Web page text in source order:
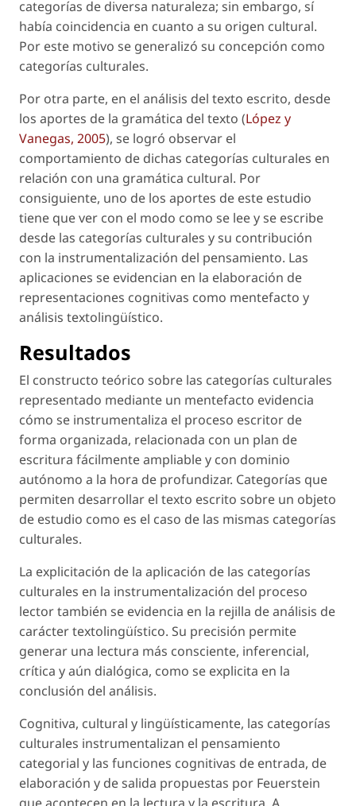
categorías de diversa naturaleza; sin embargo, sí
había coincidencia en cuanto a su origen cultural.
Por este motivo se generalizó su concepción como
categorías culturales.
Por otra parte, en el análisis del texto escrito, desde
los aportes de la gramática del texto (López y
Vanegas, 2005), se logró observar el
comportamiento de dichas categorías culturales en
relación con una gramática cultural. Por
consiguiente, uno de los aportes de este estudio
tiene que ver con el modo como se lee y se escribe
desde las categorías culturales y su contribución
con la instrumentalización del pensamiento. Las
aplicaciones se evidencian en la elaboración de
representaciones cognitivas como mentefacto y
análisis textolingüístico.
Resultados
El constructo teórico sobre las categorías culturales
representado mediante un mentefacto evidencia
cómo se instrumentaliza el proceso escritor de
forma organizada, relacionada con un plan de
escritura fácilmente ampliable y con dominio
autónomo a la hora de profundizar. Categorías que
permiten desarrollar el texto escrito sobre un objeto
de estudio como es el caso de las mismas categorías
culturales.
La explicitación de la aplicación de las categorías
culturales en la instrumentalización del proceso
lector también se evidencia en la rejilla de análisis de
carácter textolingüístico. Su precisión permite
generar una lectura más consciente, inferencial,
crítica y aún dialógica, como se explicita en la
conclusión del análisis.
Cognitiva, cultural y lingüísticamente, las categorías
culturales instrumentalizan el pensamiento
categorial y las funciones cognitivas de entrada, de
elaboración y de salida propuestas por Feuerstein